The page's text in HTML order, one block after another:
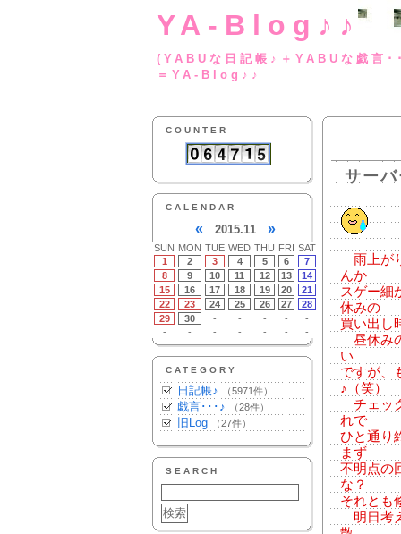
YA-Blog♪♪
(YABUな日記帳♪
＝YA-Blog♪♪
COUNTER
CALENDAR
« 2015.11 »
SUN MON TUE WED THU FRI SAT
1
2 3 4 5 6
7
8
9 10 11 12 13
14
15
16 17 18 19 20
21
22
23 24 25 26 27
28
29
30 - - - -
-
-
- - - - - -
CATEGORY
日記帳♪ （5971件）
戯言･･･♪ （28件）
旧Log （27件）
SEARCH
サー
雨上が
んか
スゲー細
休みの
買い出し
昼休み
い
ですが、
♪（笑）
チェッ
れで
ひと通り
まず
不明点の
な？
それとも
明日考